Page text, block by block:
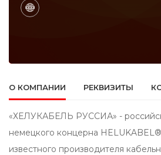
О КОМПАНИИ РЕКВИЗИТЫ
«ХЕЛУКАБЕЛЬ РУССИА» -
немецкого концерна
известного производителя